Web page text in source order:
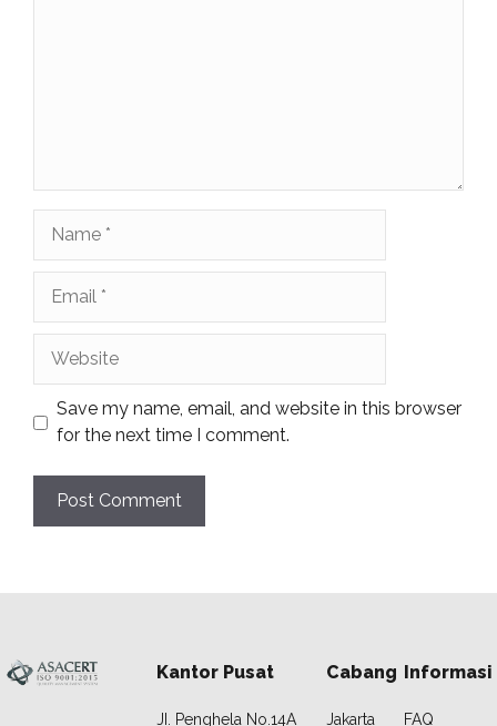
Save my name, email, and website in this browser
for the next time I comment.
Kantor Pusat
JI. Penghela No.14A
Cabang
Jakarta
Informasi
FAQ